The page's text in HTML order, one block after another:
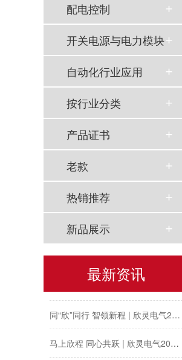
配电控制
开关电源与电力模块
自动化行业应用
按行业分类
产品证书
老款
热销推荐
新品展示
最新资讯